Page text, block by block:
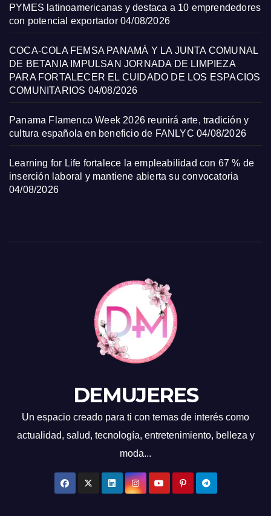
PYMES latinoamericanas y destaca a 10 emprendedores
con potencial exportador 04/08/2026
COCA-COLA FEMSA PANAMÁ Y LA JUNTA COMUNAL
DE BETANIA IMPULSAN JORNADA DE LIMPIEZA
PARA FORTALECER EL CUIDADO DE LOS ESPACIOS
COMUNITARIOS 04/08/2026
Panama Flamenco Week 2026 reunirá arte, tradición y
cultura española en beneficio de FANLYC 04/08/2026
Learning for Life fortalece la empleabilidad con 67 % de
inserción laboral y mantiene abierta su convocatoria
04/08/2026
DEMUJERES
Un espacio creado para ti con temas de interés como
actualidad, salud, tecnología, entretenimiento, belleza y
moda...